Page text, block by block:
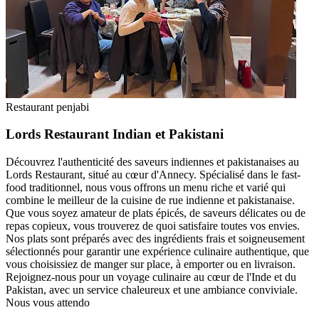
Restaurant penjabi
Lords Restaurant Indian et Pakistani
Découvrez l'authenticité des saveurs indiennes et pakistanaises au
Lords Restaurant, situé au cœur d'Annecy. Spécialisé dans le fast-
food traditionnel, nous vous offrons un menu riche et varié qui
combine le meilleur de la cuisine de rue indienne et pakistanaise.
Que vous soyez amateur de plats épicés, de saveurs délicates ou de
repas copieux, vous trouverez de quoi satisfaire toutes vos envies.
Nos plats sont préparés avec des ingrédients frais et soigneusement
sélectionnés pour garantir une expérience culinaire authentique, que
vous choisissiez de manger sur place, à emporter ou en livraison.
Rejoignez-nous pour un voyage culinaire au cœur de l'Inde et du
Pakistan, avec un service chaleureux et une ambiance conviviale.
Nous vous attendo